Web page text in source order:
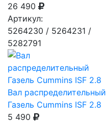
26 490
Артикул:
5264230 / 5264231 /
5282791
Вал распределительный
Газель Cummins ISF 2.8
5 490